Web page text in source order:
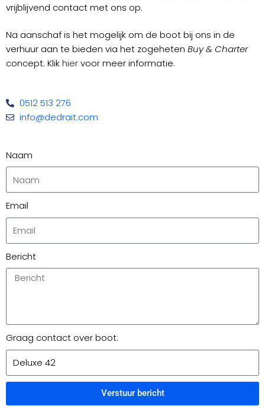
vrijblijvend contact met ons op.
Na aanschaf is het mogelijk om de boot bij ons in de
verhuur aan te bieden via het zogeheten Buy & Charter
concept. Klikhiervoor meer informatie.
0512 513 276
info@dedrait.com
Naam
Email
Bericht
Graag contact over boot:
Verstuur bericht